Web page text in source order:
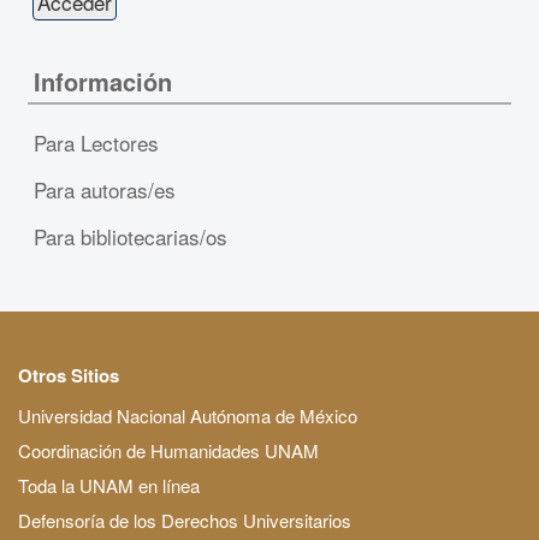
Información
Para Lectores
Para autoras/es
Para bibliotecarias/os
Otros Sitios
Universidad Nacional Autónoma de México
Coordinación de Humanidades UNAM
Toda la UNAM en línea
Defensoría de los Derechos Universitarios